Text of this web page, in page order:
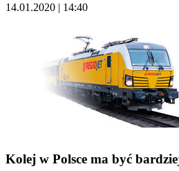
14.01.2020 | 14:40
Kolej w Polsce ma być